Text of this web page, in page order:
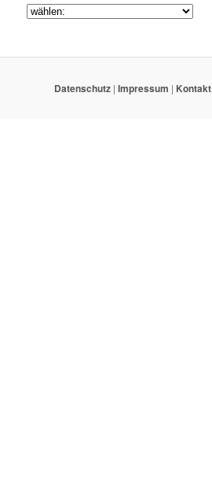
Datenschutz | Impressum | Kontakt